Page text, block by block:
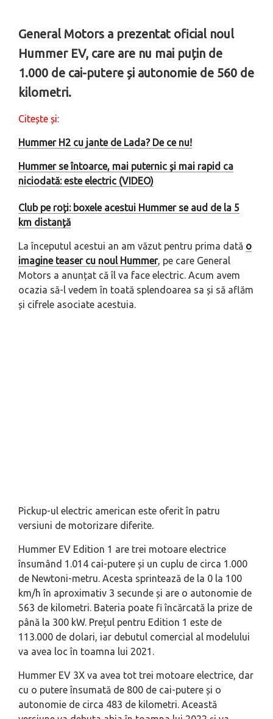
General Motors a prezentat oficial noul
Hummer EV, care are nu mai puțin de
1.000 de cai-putere și autonomie de 560 de
kilometri.
Citește și:
Hummer H2 cu jante de Lada? De ce nu!
Hummer se întoarce, mai puternic și mai rapid ca
niciodată: este electric (VIDEO)
Club pe roți: boxele acestui Hummer se aud de la 5
km distanță
La începutul acestui an am văzut pentru prima dată o
imagine teasercu noul Hummer, pe care General
Motors a anunțat că îl va face electric. Acum avem
ocazia să-l vedem în toată splendoarea sa și să aflăm
și cifrele asociate acestuia.
Pickup-ul electric american este oferit în patru
versiuni de motorizare diferite.
Hummer EV Edition 1 are trei motoare electrice
însumând 1.014 cai-putere și un cuplu de circa 1.000
de Newtoni-metru. Acesta sprintează de la 0 la 100
km/h în aproximativ 3 secunde și are o autonomie de
563 de kilometri. Bateria poate fi încărcată la prize de
până la 300 kW. Prețul pentru Edition 1 este de
113.000 de dolari, iar debutul comercial al modelului
va avea loc în toamna lui 2021.
Hummer EV 3X va avea tot trei motoare electrice, dar
cu o putere însumată de 800 de cai-putere și o
autonomie de circa 483 de kilometri. Această